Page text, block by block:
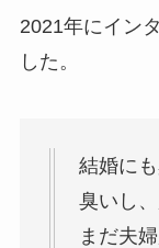
2021年にイン
した。
結婚に
臭いし
まだ夫